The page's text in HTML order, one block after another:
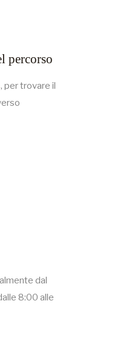
percorso
, per trovare il
dal
8:00 alle